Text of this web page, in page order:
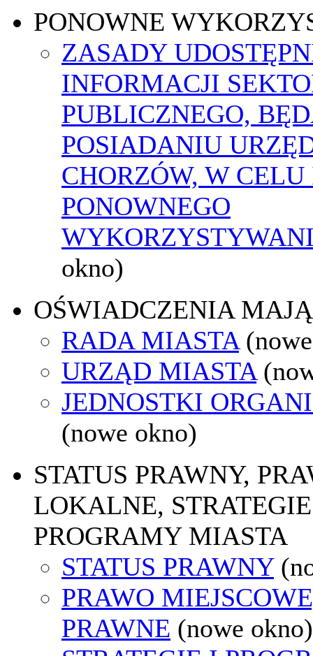
PONOWNE
ZASADY
INFORMACJI
PUBLICZNEGO,
POSIADANIU
CHORZÓW, W
PONOWNEGO
okno)
OŚWIADCZENIA
RADA MIASTA
URZĄD MIASTA
JEDNOSTKI
(nowe okno)
STATUS PRAWNY,
LOKALNE,
PROGRAMY MIASTA
STATUS PRAWNY
PRAWO
PRAWNE (nowe okno)